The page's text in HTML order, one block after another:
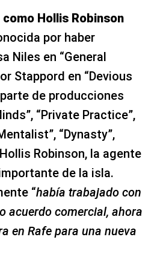
Hollis Robinson
por haber
Niles en “General
Stappord en “Devious
de producciones
“Private Practice”,
“Dynasty”,
Robinson, la agente
de la isla.
“había trabajado con
acuerdo comercial, ahora
en Rafe para una nueva